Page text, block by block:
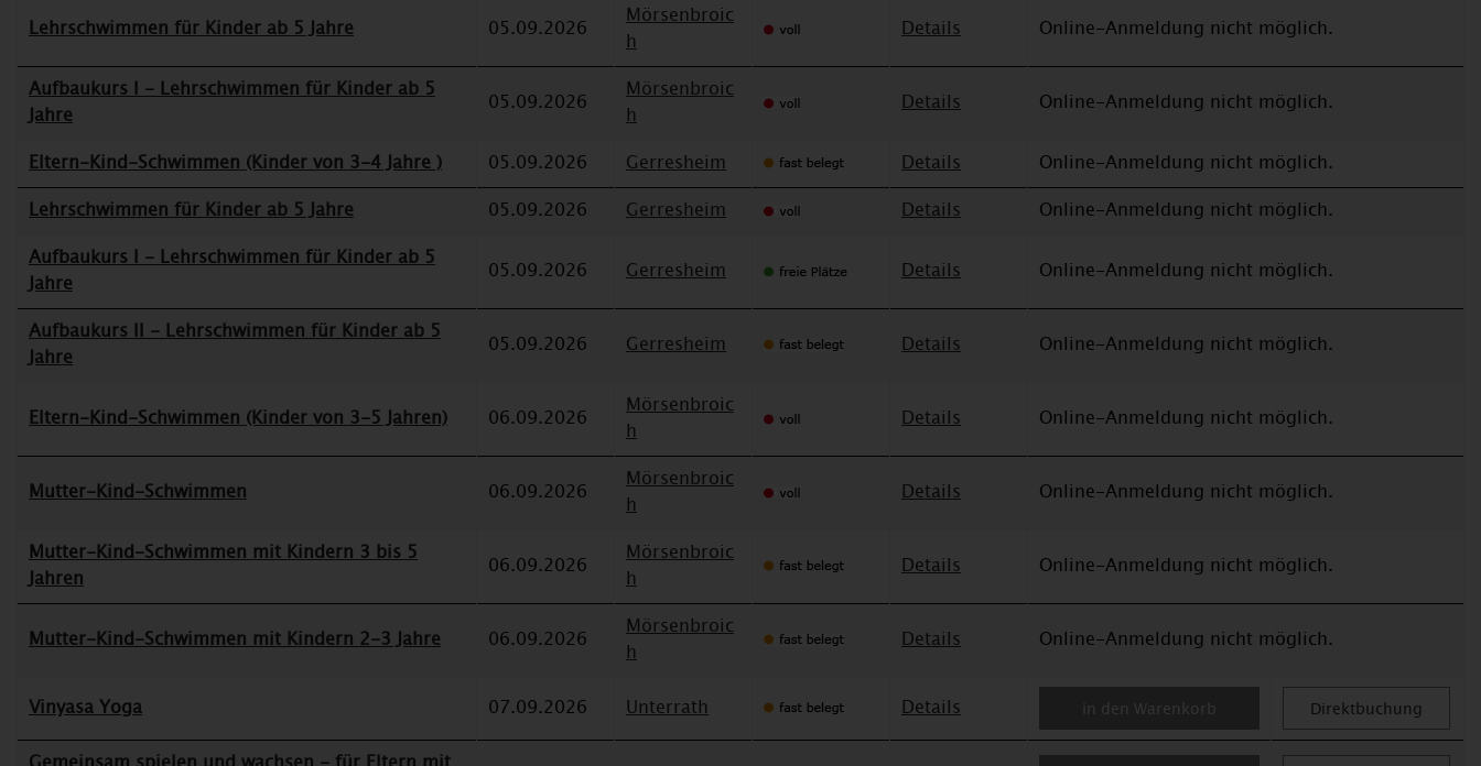
Lehrschwimmen für Kinder ab 5 Jahre 05.09.2026
Mörsenbroic
h
Details Online-Anmeldung nicht möglich.
Aufbaukurs I - Lehrschwimmen für Kinder ab 5
Jahre
05.09.2026
Mörsenbroic
h
Details Online-Anmeldung nicht möglich.
Eltern-Kind-Schwimmen (Kinder von 3-4 Jahre ) 05.09.2026 Gerresheim Details
Online-Anmeldung nicht möglich.
Lehrschwimmen für Kinder ab 5 Jahre
05.09.2026 Gerresheim Details
Online-Anmeldung nicht möglich.
Aufbaukurs I - Lehrschwimmen für Kinder ab 5
Jahre
05.09.2026 Gerresheim Details Online-Anmeldung nicht möglich.
Aufbaukurs II - Lehrschwimmen für Kinder ab 5
Jahre
05.09.2026 Gerresheim Details Online-Anmeldung nicht möglich.
Eltern-Kind-Schwimmen (Kinder von 3-5 Jahren) 06.09.2026
Mörsenbroic
h
Details Online-Anmeldung nicht möglich.
Mutter-Kind-Schwimmen 06.09.2026
Mörsenbroic
h
Details Online-Anmeldung nicht möglich.
Mutter-Kind-Schwimmen mit Kindern 3 bis 5
Jahren
06.09.2026
Mörsenbroic
h
Details Online-Anmeldung nicht möglich.
Mutter-Kind-Schwimmen mit Kindern 2-3 Jahre 06.09.2026
Mörsenbroic
h
Details Online-Anmeldung nicht möglich.
Vinyasa Yoga 07.09.2026 Unterrath Details in den Warenkorb Direktbuchung